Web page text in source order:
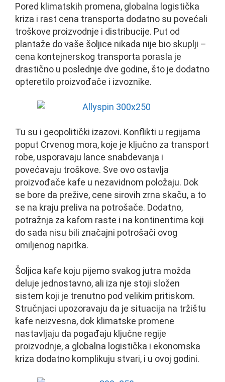
Pored klimatskih promena, globalna logistička
kriza i rast cena transporta dodatno su povećali
troškove proizvodnje i distribucije. Put od
plantaže do vaše šoljice nikada nije bio skuplji –
cena kontejnerskog transporta porasla je
drastično u poslednje dve godine, što je dodatno
opteretilo proizvođače i izvoznike.
Tu su i geopolitički izazovi. Konflikti u regijama
poput Crvenog mora, koje je ključno za transport
robe, usporavaju lance snabdevanja i
povećavaju troškove. Sve ovo ostavlja
proizvođače kafe u nezavidnom položaju. Dok
se bore da prežive, cene sirovih zrna skaču, a to
se na kraju preliva na potrošače. Dodatno,
potražnja za kafom raste i na kontinentima koji
do sada nisu bili značajni potrošači ovog
omiljenog napitka.
Šoljica kafe koju pijemo svakog jutra možda
deluje jednostavno, ali iza nje stoji složen
sistem koji je trenutno pod velikim pritiskom.
Stručnjaci upozoravaju da je situacija na tržištu
kafe neizvesna, dok klimatske promene
nastavljaju da pogađaju ključne regije
proizvodnje, a globalna logistička i ekonomska
kriza dodatno komplikuju stvari, i u ovoj godini.